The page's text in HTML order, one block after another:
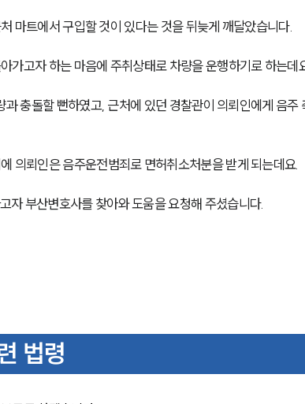
마트에서 구입할 것이 있다는 것을 뒤늦게 깨달았습니다.
가고자 하는 마음에 주취상태로 차량을 운행하기로 하는데
충돌할 뻔하였고, 근처에 있던 경찰관이 의뢰인에게 음주
의뢰인은 음주운전범죄로 면허취소처분을 받게 되는데요.
자 부산변호사를 찾아와 도움을 요청해 주셨습니다.
법령